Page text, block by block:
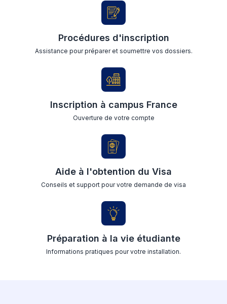
Procédures d'inscription
Assistance pour préparer et soumettre vos dossiers.
Inscription à campus France
Ouverture de votre compte
Aide à l'obtention du Visa
Conseils et support pour votre demande de visa
Préparation à la vie étudiante
Informations pratiques pour votre installation.